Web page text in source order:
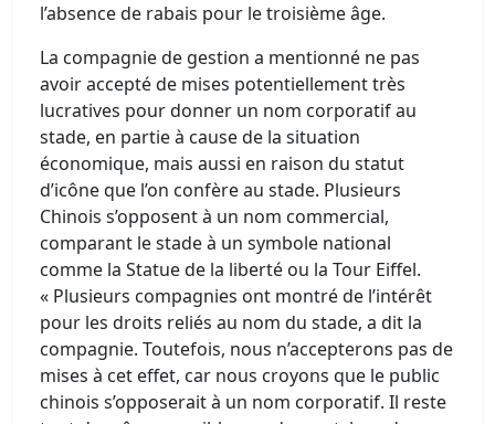
l’absence de rabais pour le troisième âge.
La compagnie de gestion a mentionné ne pas
avoir accepté de mises potentiellement très
lucratives pour donner un nom corporatif au
stade, en partie à cause de la situation
économique, mais aussi en raison du statut
d’icône que l’on confère au stade. Plusieurs
Chinois s’opposent à un nom commercial,
comparant le stade à un symbole national
comme la Statue de la liberté ou la Tour Eiffel.
« Plusieurs compagnies ont montré de l’intérêt
pour les droits reliés au nom du stade, a dit la
compagnie. Toutefois, nous n’accepterons pas de
mises à cet effet, car nous croyons que le public
chinois s’opposerait à un nom corporatif. Il reste